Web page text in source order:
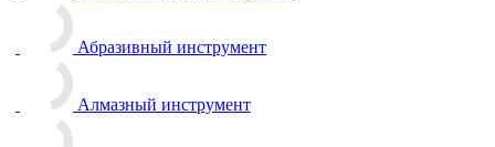
Абразивный инструмент
Алмазный инструмент